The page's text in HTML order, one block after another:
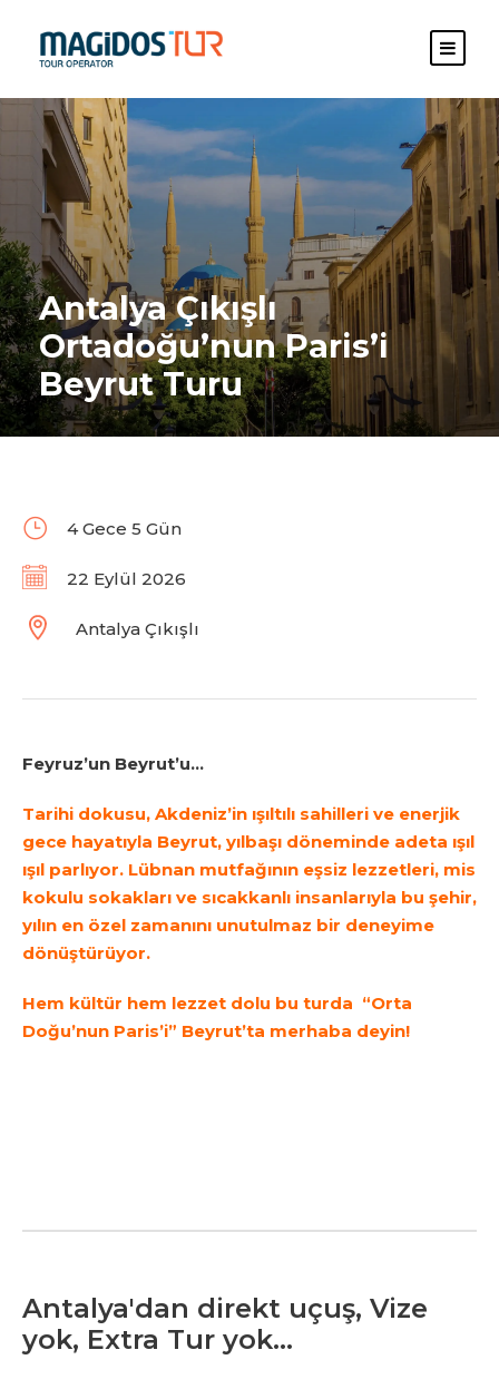
Antalya Çıkışlı
Ortadoğu’nun Paris’i
Beyrut Turu
4 Gece 5 Gün
22 Eylül 2026
Antalya Çıkışlı
Feyruz’un Beyrut’u…
Tarihi dokusu, Akdeniz’in ışıltılı sahilleri ve enerjik
gece hayatıyla Beyrut, yılbaşı döneminde adeta ışıl
ışıl parlıyor. Lübnan mutfağının eşsiz lezzetleri, mis
kokulu sokakları ve sıcakkanlı insanlarıyla bu şehir,
yılın en özel zamanını unutulmaz bir deneyime
dönüştürüyor.
Hem kültür hem lezzet dolu bu turda “Orta
Doğu’nun Paris’i” Beyrut’ta merhaba deyin!
Antalya'dan direkt uçuş, Vize
yok, Extra Tur yok...